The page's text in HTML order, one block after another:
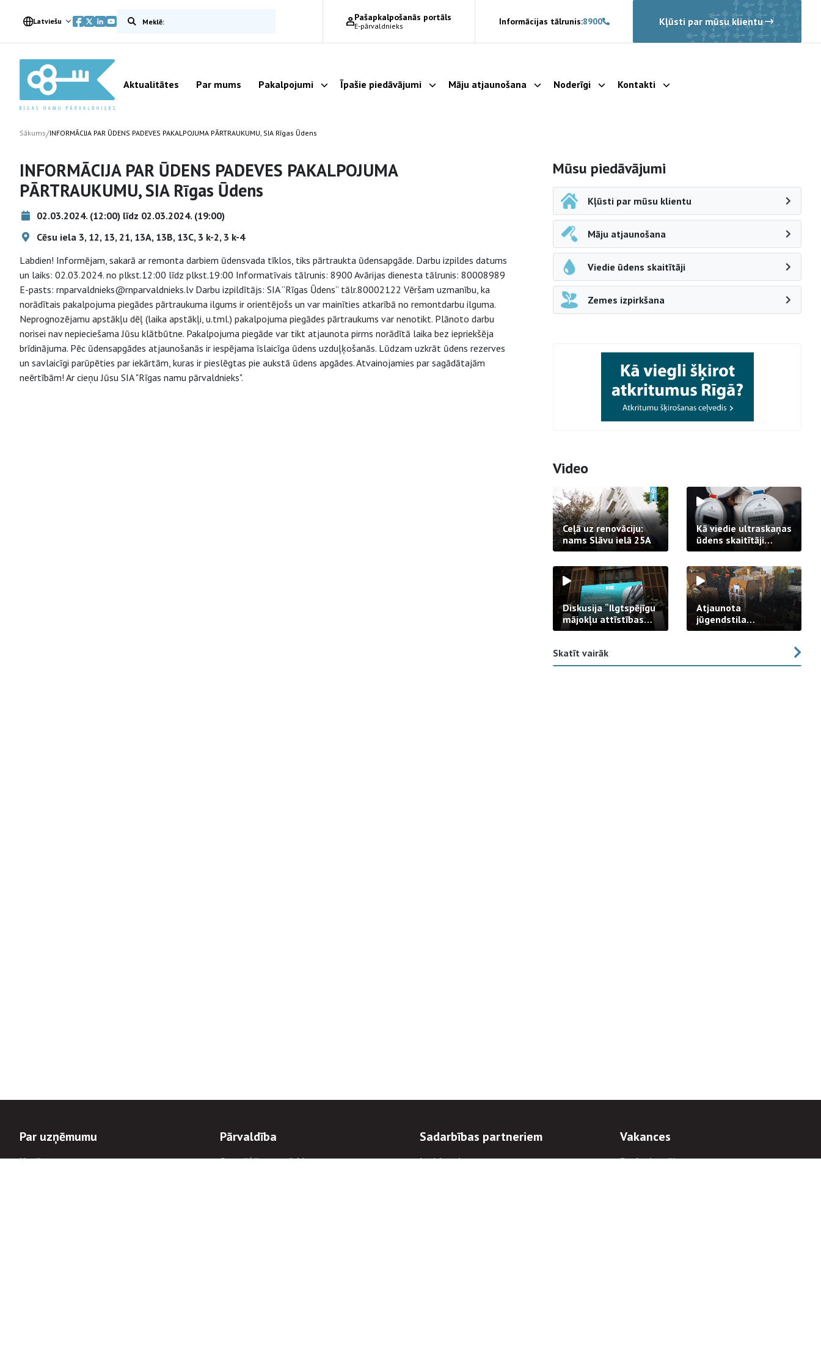
Latviešu Meklēt vietnē Pašapkalpošanās portāls
E-pārvaldnieks Informācijas tālrunis:8900 Kļūsti par mūsu klientu
Aktualitātes Par mums Pakalpojumi Parādīt apakšizvēlni
Īpašie piedāvājumi Parādīt apakšizvēlni
Māju atjaunošana Parādīt apakšizvēlni
Noderīgi Parādīt apakšizvēlni
Kontakti Parādīt apakšizvēlni
Sākums/INFORMĀCIJA PAR ŪDENS PADEVES PAKALPOJUMA PĀRTRAUKUMU, SIA Rīgas Ūdens
INFORMĀCIJA PAR ŪDENS PADEVES PAKALPOJUMA
PĀRTRAUKUMU, SIA Rīgas Ūdens
02.03.2024. (12:00) līdz 02.03.2024. (19:00)
Cēsu iela 3, 12, 13, 21, 13A, 13B, 13C, 3 k-2, 3 k-4
Labdien! Informējam, sakarā ar remonta darbiem ūdensvada tīklos, tiks pārtraukta ūdensapgāde. Darbu izpildes datums
un laiks: 02.03.2024. no plkst.12:00 līdz plkst.19:00 Informatīvais tālrunis: 8900 Avārijas dienesta tālrunis: 80008989
E-pasts: rnparvaldnieks@rnparvaldnieks.lv Darbu izpildītājs: SIA “Rīgas Ūdens” tālr.80002122 Vēršam uzmanību, ka
norādītais pakalpojuma piegādes pārtraukuma ilgums ir orientējošs un var mainīties atkarībā no remontdarbu ilguma.
Neprognozējamu apstākļu dēļ (laika apstākļi, u.tml.) pakalpojuma piegādes pārtraukums var nenotikt. Plānoto darbu
norisei nav nepieciešama Jūsu klātbūtne. Pakalpojuma piegāde var tikt atjaunota pirms norādītā laika bez iepriekšēja
brīdinājuma. Pēc ūdensapgādes atjaunošanās ir iespējama īslaicīga ūdens uzduļķošanās. Lūdzam uzkrāt ūdens rezerves
un savlaicīgi parūpēties par iekārtām, kuras ir pieslēgtas pie aukstā ūdens apgādes. Atvainojamies par sagādātajām
neērtībām! Ar cieņu Jūsu SIA "Rīgas namu pārvaldnieks".
Sāna navigācija
Mūsu piedāvājumi
Kļūsti par mūsu klientu
Māju atjaunošana
Viedie ūdens skaitītāji
Zemes izpirkšana
Video
Ceļā uz renovāciju:
nams Slāvu ielā 25A
Kā viedie ultraskaņas
ūdens skaitītāji
strādā praksē
Diskusija “Ilgtspējīgu
mājokļu attīstības
izaicinājums”
Atjaunota
jūgendstila
arhitektūras pērles
Skatīt vairāk
Par uzņēmumu
Uzņēmums
Pārvaldība
Stratēģija un mērķi
Sadarbības partneriem
Iepirkumi
Vakances
Darba iespējas